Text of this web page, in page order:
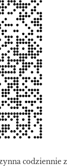
codziennie z